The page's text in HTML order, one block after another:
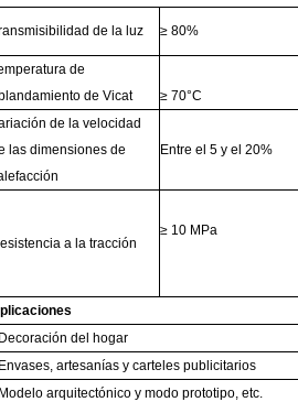
de la luz ≥ 80%
de
de Vicat
≥ 70°C
de la velocidad
las dimensiones de
Entre el 5 y el 20%
a la tracción
≥ 10 MPa
del hogar
artesanías y carteles publicitarios
arquitectónico y modo prototipo, etc.